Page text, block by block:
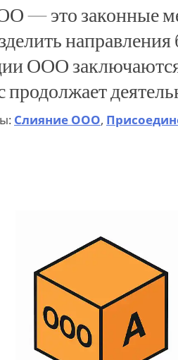
— это законные
ООО
Слияние ООО,